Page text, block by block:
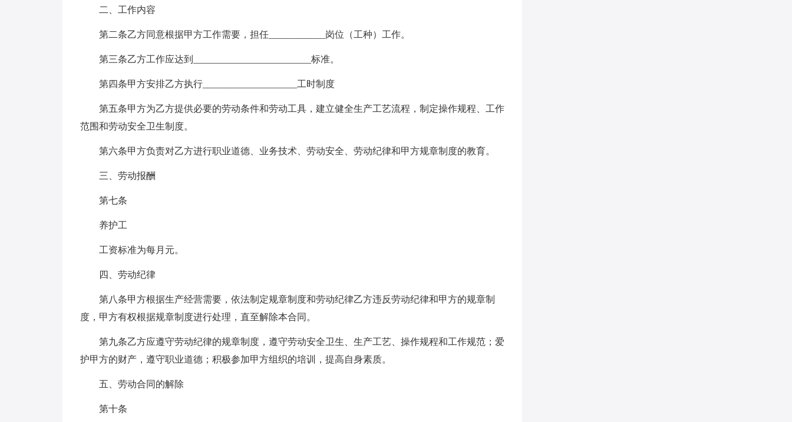
二、工作内容
第二条乙方同意根据甲方工作需要，担任____________岗位（工种）工作。
第三条乙方工作应达到_________________________标准。
第四条甲方安排乙方执行____________________工时制度
第五条甲方为乙方提供必要的劳动条件和劳动工具，建立健全生产工艺流程，制定操作规程、工作
范围和劳动安全卫生制度。
第六条甲方负责对乙方进行职业道德、业务技术、劳动安全、劳动纪律和甲方规章制度的教育。
三、劳动报酬
第七条
养护工
工资标准为每月元。
四、劳动纪律
第八条甲方根据生产经营需要，依法制定规章制度和劳动纪律乙方违反劳动纪律和甲方的规章制
度，甲方有权根据规章制度进行处理，直至解除本合同。
第九条乙方应遵守劳动纪律的规章制度，遵守劳动安全卫生、生产工艺、操作规程和工作规范；爱
护甲方的财产，遵守职业道德；积极参加甲方组织的培训，提高自身素质。
五、劳动合同的解除
第十条